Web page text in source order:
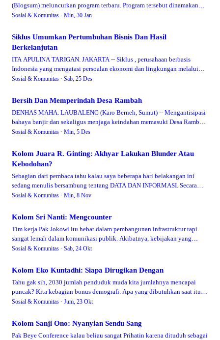
(Blogsum) meluncurkan program terbaru. Program tersebut dinamakan
GPS, Gerakan Pungut Sampah, yang…
Sosial & Komunitas · Min, 30 Jan
Siklus Umumkan Pertumbuhan Bisnis Dan Hasil
Berkelanjutan
ITA APULINA TARIGAN. JAKARTA -- Siklus , perusahaan berbasis
Indonesia yang mengatasi persoalan ekonomi dan lingkungan melalui
solusi perdagangan elektronik …
Sosial & Komunitas · Sab, 25 Des
Bersih Dan Memperindah Desa Rambah
DENHAS MAHA. LAUBALENG (Karo Berneh, Sumut) -- Mengantisipasi
bahaya banjir dan sekaligus menjaga keindahan memasuki Desa Rambah
Tampu, Karang Taruna Desa Ra…
Sosial & Komunitas · Min, 5 Des
Kolom Juara R. Ginting: Akhyar Lakukan Blunder Atau
Kebodohan?
Sebagian dari pembaca tahu kalau saya beberapa hari belakangan ini
sedang menulis bersambung tentang DATA DAN INFORMASI. Secara
perlahan, ujungnya saya mau b…
Sosial & Komunitas · Min, 8 Nov
Kolom Sri Nanti: Mengcounter
Tim kerja Pak Jokowi itu hebat dalam pembangunan infrastruktur tapi
sangat lemah dalam komunikasi publik. Akibatnya, kebijakan yang
sebenarnya bagus untuk ra…
Sosial & Komunitas · Sab, 24 Okt
Kolom Eko Kuntadhi: Siapa Dirugikan Dengan
Tahu gak sih, 2030 jumlah penduduk muda kita jumlahnya mencapai
puncak? Kita kebagian bonus demografi. Apa yang dibutuhkan saat itu?
Lapangan usaha. Baik jad…
Sosial & Komunitas · Jum, 23 Okt
Kolom Sanji Ono: Nyanyian Sendu Sang
Pak Beye Conference kalau beliau sangat Prihatin karena dituduh sebagai